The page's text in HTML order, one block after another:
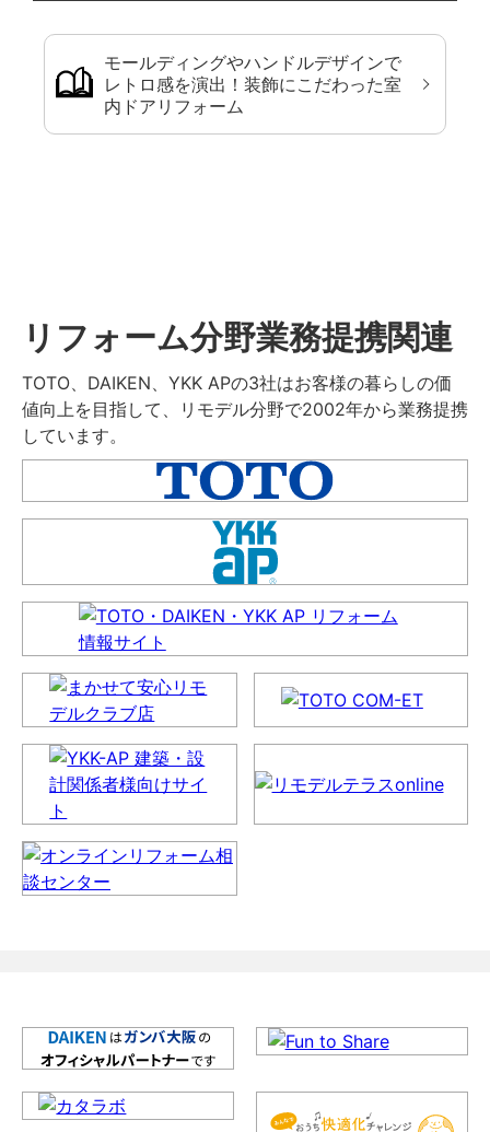
モールディングやハンドルデザインで
レトロ感を演出！装飾にこだわった室
内ドアリフォーム
リフォーム分野業務提携関連
TOTO、DAIKEN、YKK APの3社はお客様の暮らしの価
値向上を目指して、リモデル分野で2002年から業務提携
しています。